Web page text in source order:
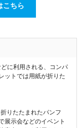
こちら
に利用される、コンパ
ットでは用紙が折りた
りたたまれたパンフ
展示会などのイベント